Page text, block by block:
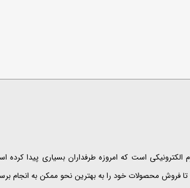
است که امروزه طرفداران بسیاری پیدا کرده
فروش محصولات خود را به بهترین نحو ممکن به انجام